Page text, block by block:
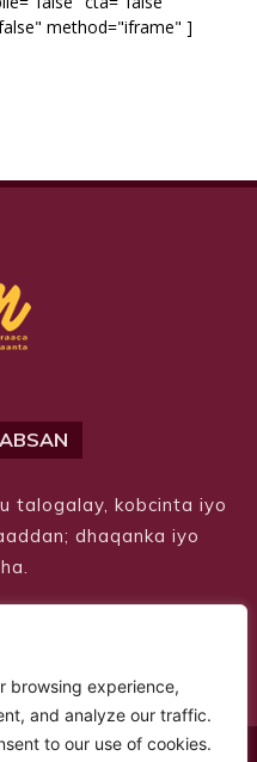
browsing experience,
and analyze our traffic.
to our use of cookies.
method="iframe" ]
talogalay, kobcinta iyo
dhaqanka iyo